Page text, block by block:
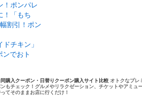
！ポンパレ
！「もち
割引！ポン
ドチキン」
ンでおト
購入クーポン・日替りクーポン購入サイト比較 オトクなプレ
もチェック！グルメやリラクゼーション、チケットやアミ
てそのままお店に行くだけ！